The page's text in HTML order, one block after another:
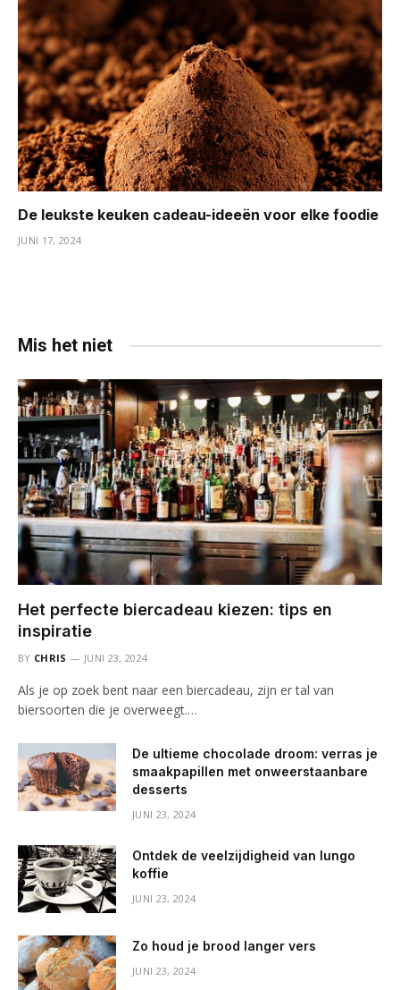
De leukste keuken cadeau-ideeën voor elke foodie
JUNI 17, 2024
Mis het niet
Het perfecte biercadeau kiezen: tips en
inspiratie
BY CHRIS JUNI 23, 2024
Als je op zoek bent naar een biercadeau, zijn er tal van
biersoorten die je overweegt.…
De ultieme chocolade droom: verras je
smaakpapillen met onweerstaanbare
desserts
JUNI 23, 2024
Ontdek de veelzijdigheid van lungo
koffie
JUNI 23, 2024
Zo houd je brood langer vers
JUNI 23, 2024